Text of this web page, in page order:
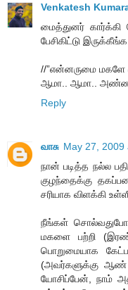
Venkatesh
மைத்துனர் கார்க்கி
பேசிகிட்டு
//”என்னருமை மகளே
ஆமா.. ஆமா..
Reply
வாசு May 27, 2009
நான் படித்த நல்ல
குழந்தைக்கு
சரியாக விளக்கி
நீங்கள்
மகளை பற்றி
பொறுமையாக
(அவர்களுக்கு ஆண்
யோசிப்பேன், நாம்